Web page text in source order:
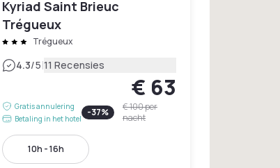
Kyriad Saint Brieuc
Trégueux
Trégueux
4.3/5|11 Recensies
Gratis annulering
Betaling in het hotel
€ 63
-37% € 100per
nacht
10h - 16h